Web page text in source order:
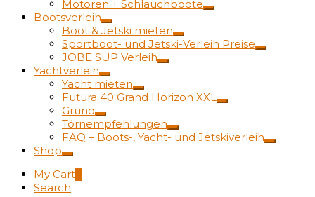
Motoren + Schlauchboote
Bootsverleih
Boot & Jetski mieten
Sportboot- und Jetski-Verleih Preise
JOBE SUP Verleih
Yachtverleih
Yacht mieten
Futura 40 Grand Horizon XXL
Gruno
Törnempfehlungen
FAQ – Boots-, Yacht- und Jetskiverleih
Shop
My Cart
Search